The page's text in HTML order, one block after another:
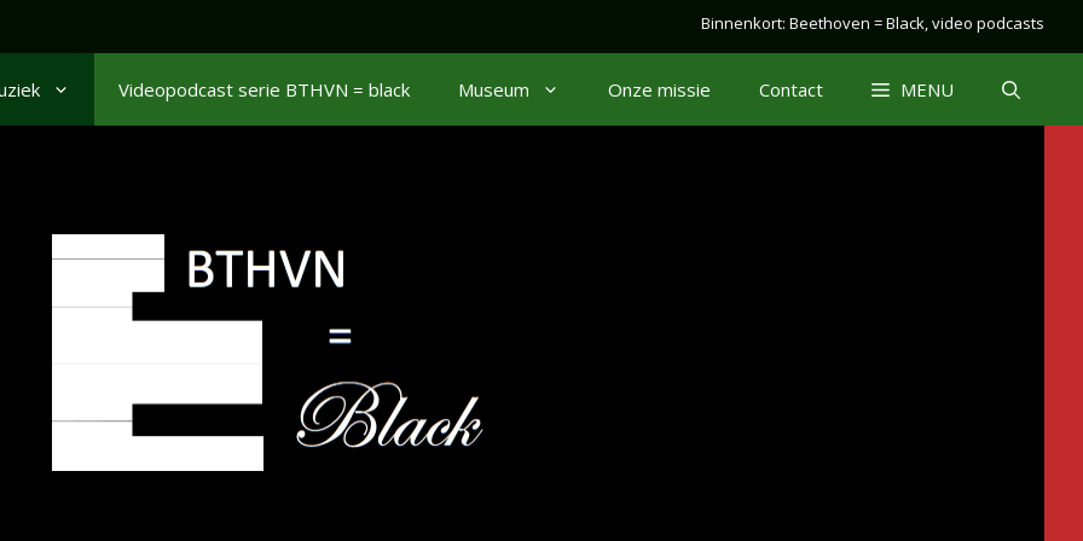
Binnenkort: Beethoven = Black, video podcasts
Videopodcast serie BTHVN = black Museum Onze missie Contact MENU